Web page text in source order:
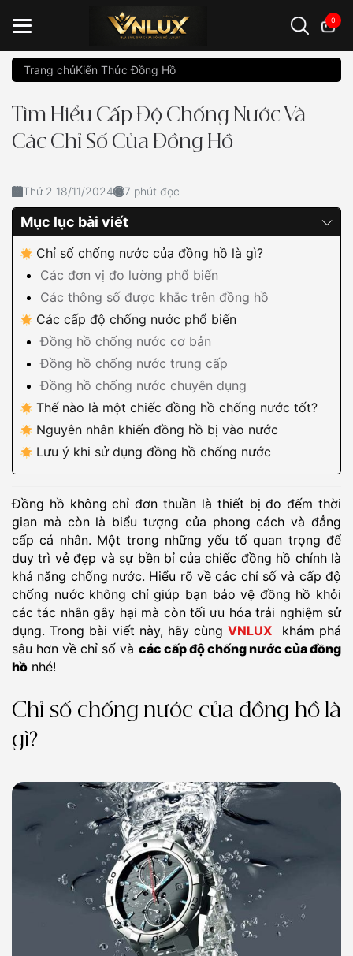
0
Đồng hồ casio đồng hồ G-Shock đồng hồ Orient
Trang chủKiến Thức Đồng Hồ
Tìm Hiểu Cấp Độ Chống Nước Và
Các Chỉ Số Của Đồng Hồ
Thứ 2 18/11/2024 7 phút đọc
Mục lục bài viết
Chỉ số chống nước của đồng hồ là gì?
Các đơn vị đo lường phổ biến
Các thông số được khắc trên đồng hồ
Các cấp độ chống nước phổ biến
Đồng hồ chống nước cơ bản
Đồng hồ chống nước trung cấp
Đồng hồ chống nước chuyên dụng
Thế nào là một chiếc đồng hồ chống nước tốt?
Nguyên nhân khiến đồng hồ bị vào nước
Lưu ý khi sử dụng đồng hồ chống nước
Đồng hồ không chỉ đơn thuần là thiết bị đo đếm thời
gian mà còn là biểu tượng của phong cách và đẳng
cấp cá nhân. Một trong những yếu tố quan trọng để
duy trì vẻ đẹp và sự bền bỉ của chiếc đồng hồ chính là
khả năng chống nước. Hiểu rõ về các chỉ số và cấp độ
chống nước không chỉ giúp bạn bảo vệ đồng hồ khỏi
các tác nhân gây hại mà còn tối ưu hóa trải nghiệm sử
dụng. Trong bài viết này, hãy cùngVNLUX khám phá
sâu hơn về chỉ số và các cấp độ chống nước của đồng
hồ nhé!
Chỉ số chống nước của đồng hồ là
gì?